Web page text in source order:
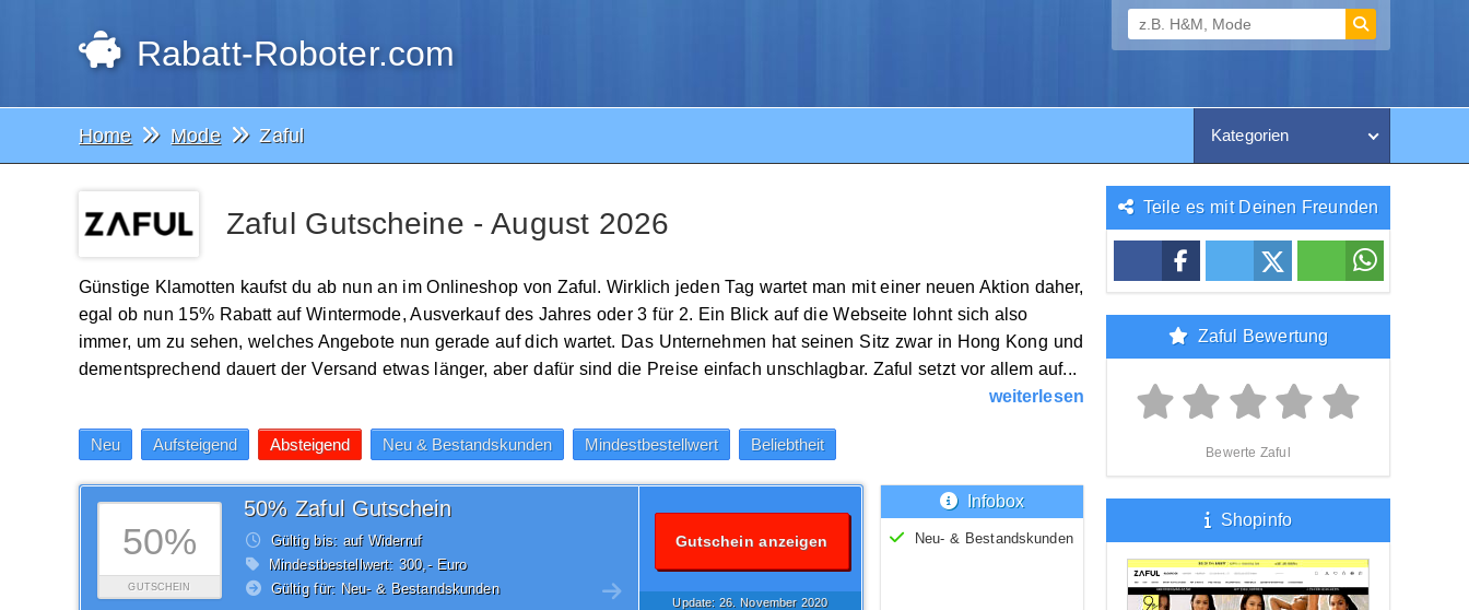
Rabatt-Roboter.com
Home Mode Zaful Kategorien
Zaful Gutscheine - August 2026
Günstige Klamotten kaufst du ab nun an im Onlineshop von Zaful. Wirklich jeden Tag wartet man mit einer neuen Aktion daher,
egal ob nun 15% Rabatt auf Wintermode, Ausverkauf des Jahres oder 3 für 2. Ein Blick auf die Webseite lohnt sich also
immer, um zu sehen, welches Angebote nun gerade auf dich wartet. Das Unternehmen hat seinen Sitz zwar in Hong Kong und
dementsprechend dauert der Versand etwas länger, aber dafür sind die Preise einfach unschlagbar. Zaful setzt vor allem auf...
weiterlesen
50%
GUTSCHEIN
50% Zaful Gutschein
Gültig bis: auf Widerruf
Mindestbestellwert: 300,- Euro
Gültig für: Neu- & Bestandskunden
Gutschein anzeigen
Update: 26. November2020
Infobox
Neu- & Bestandskunden
Teile es mit Deinen Freunden
Zaful Bewertung
Bewerte Zaful
Shopinfo